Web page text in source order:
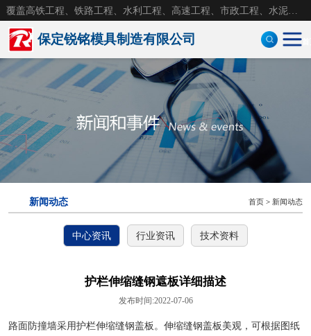
保定锐铭模具制造有限公司 首
新闻动态 首页 > 新闻动态
中心资讯 行业资讯 技术资料
护栏伸缩缝钢遮板详细描述
发布时间:2022-07-06
路面防撞墙采用护栏伸缩缝钢盖板。伸缩缝钢盖板美观，可根据图纸
定型钢模板
防护墙模板
风电基础模板
盖板模具
钢模具
拱形护坡模具